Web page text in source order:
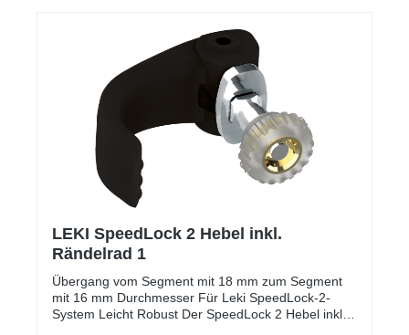
LEKI SpeedLock 2 Hebel inkl.
Rändelrad 1
Übergang vom Segment mit 18 mm zum Segment
mit 16 mm Durchmesser Für Leki SpeedLock-2-
System Leicht Robust Der SpeedLock 2 Hebel inkl.